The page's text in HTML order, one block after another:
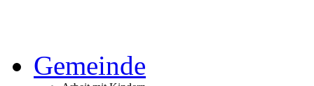
Gemeinde